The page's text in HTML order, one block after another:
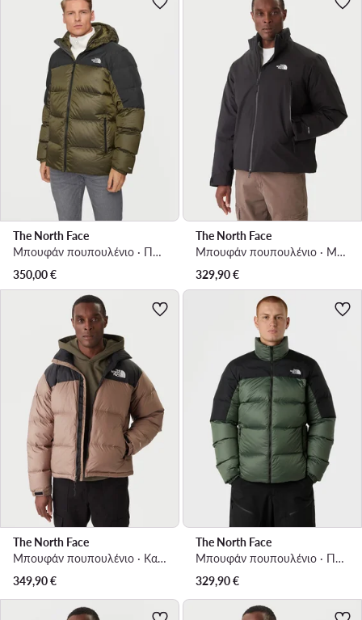
The North Face
Μπουφάν πουπουλένιο · Πράσινο
350,00€
The North Face
Μπουφάν πουπουλένιο · Μαύρο
329,90€
The North Face
Μπουφάν πουπουλένιο · Καφέ
349,90€
The North Face
Μπουφάν πουπουλένιο · Πράσινο
329,90€